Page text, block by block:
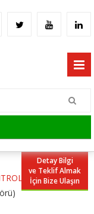
Detay Bilgi
ve Teklif Almak
İçin Bize Ulaşın